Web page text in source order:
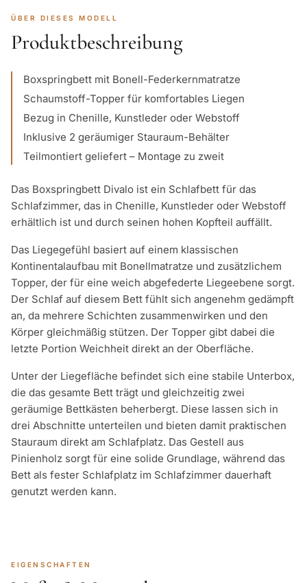
ÜBER DIESES MODELL
Produktbeschreibung
Boxspringbett mit Bonell-Federkernmatratze
Schaumstoff-Topper für komfortables Liegen
Bezug in Chenille, Kunstleder oder Webstoff
Inklusive 2 geräumiger Stauraum-Behälter
Teilmontiert geliefert – Montage zu zweit
Das Boxspringbett Divalo ist ein Schlafbett für das
Schlafzimmer, das in Chenille, Kunstleder oder Webstoff
erhältlich ist und durch seinen hohen Kopfteil auffällt.
Das Liegegefühl basiert auf einem klassischen
Kontinentalaufbau mit Bonellmatratze und zusätzlichem
Topper, der für eine weich abgefederte Liegeebene sorgt.
Der Schlaf auf diesem Bett fühlt sich angenehm gedämpft
an, da mehrere Schichten zusammenwirken und den
Körper gleichmäßig stützen. Der Topper gibt dabei die
letzte Portion Weichheit direkt an der Oberfläche.
Unter der Liegefläche befindet sich eine stabile Unterbox,
die das gesamte Bett trägt und gleichzeitig zwei
geräumige Bettkästen beherbergt. Diese lassen sich in
drei Abschnitte unterteilen und bieten damit praktischen
Stauraum direkt am Schlafplatz. Das Gestell aus
Pinienholz sorgt für eine solide Grundlage, während das
Bett als fester Schlafplatz im Schlafzimmer dauerhaft
genutzt werden kann.
EIGENSCHAFTEN